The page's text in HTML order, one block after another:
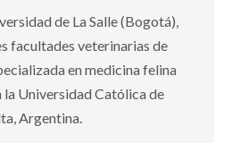
de La Salle (Bogotá),
facultades veterinarias de
en medicina felina
la Universidad Católica de
Argentina.